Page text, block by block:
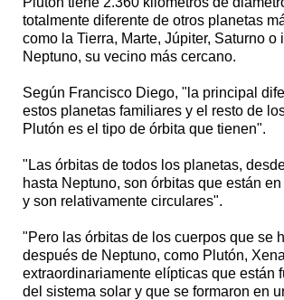
totalmente diferente de otros planetas
como la Tierra, Marte, Júpiter, Saturno o
Neptuno, su vecino más cercano.
Según Francisco Diego, "la principal
estos planetas familiares y el resto de
Plutón es el tipo de órbita que tienen".
"Las órbitas de todos los planetas,
hasta Neptuno, son órbitas que están
y son relativamente circulares".
"Pero las órbitas de los cuerpos que se
después de Neptuno, como Plutón,
extraordinariamente elípticas que están
del sistema solar y que se formaron en